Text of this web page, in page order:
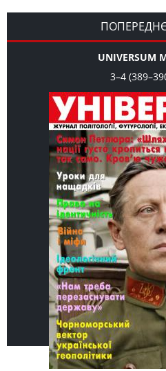
Editorial Oleh K. Romanchuk
уособлення української
UNIVERSUM
3–4